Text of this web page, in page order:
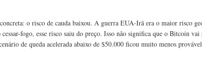
o risco de cauda baixou. A guerra EUA-Irã era o maior risco
fogo, esse risco saiu do preço. Isso não significa que o Bitcoin
de queda acelerada abaixo de $50.000 ficou muito menos